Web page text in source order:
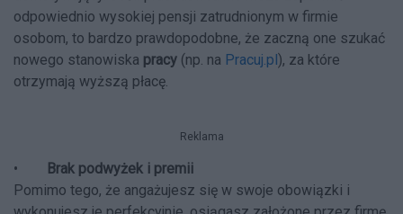
odpowiednio wysokiej pensji zatrudnionym w firmie
osobom, to bardzo prawdopodobne, że zaczną one szukać
nowego stanowiska pracy (np. na Pracuj.pl), za które
otrzymają wyższą płacę.
Reklama
•
Brak podwyżek i premii
Pomimo tego, że angażujesz się w swoje obowiązki i